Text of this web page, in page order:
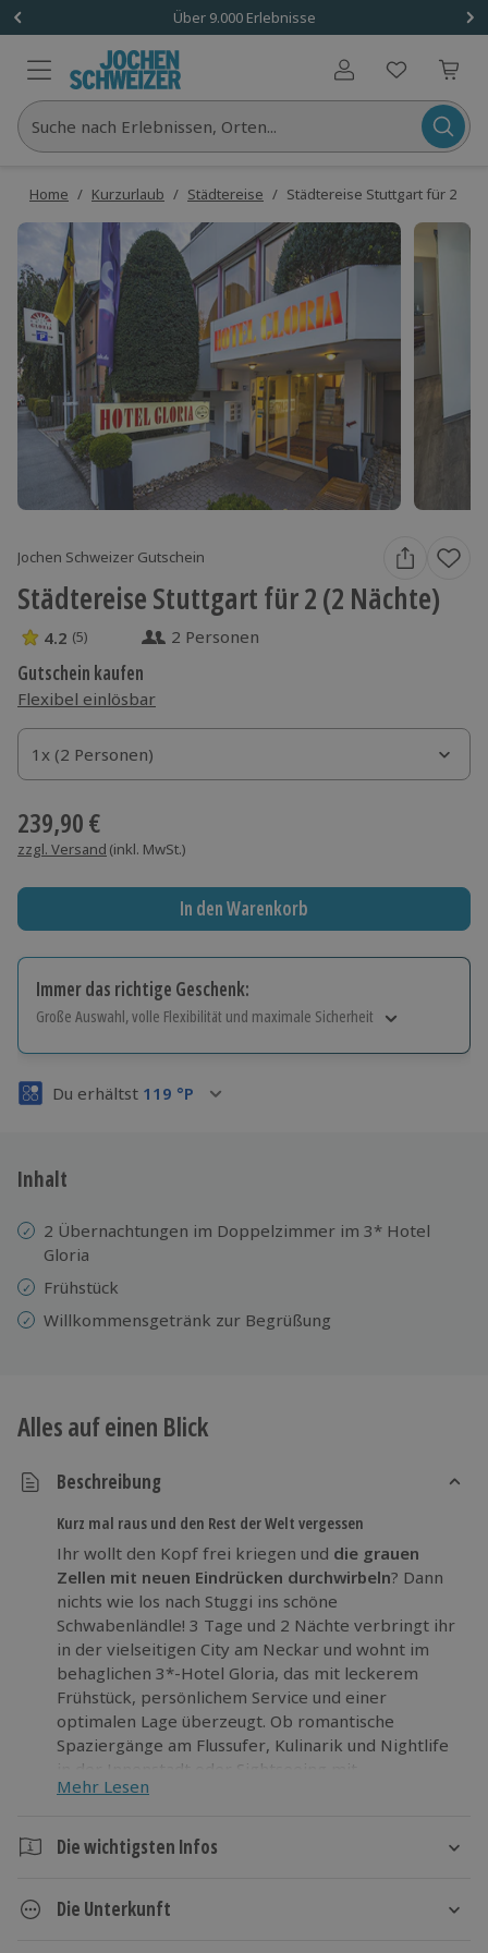
Über 9.000 Erlebnisse
Benutzerkonto
Suche nach Erlebnissen, Orten...
Home / Kurzurlaub / Städtereise / Städtereise Stuttgart für 2 (2
Jochen Schweizer Gutschein
Städtereise Stuttgart für 2 (2 Nächte)
4.2 Sterne von 5 aus 5 Bewertungen
4.2 (5) 2 Personen
Gutschein kaufen
Flexibel einlösbar
1x (2 Personen)
1x (2 Personen)
1x (2 Personen)
239,90 €
zzgl. Versand (inkl. MwSt.)
In den Warenkorb
Immer das richtige Geschenk:
Große Auswahl, volle Flexibilität und maximale Sicherheit
Volle Flexibilität
3 Jahre gültig & verlängerbar.
Du erhältst 119 °P
Inhalt
2 Übernachtungen im Doppelzimmer im 3* Hotel
Gloria
Frühstück
Willkommensgetränk zur Begrüßung
Alles auf einen Blick
Beschreibung
Kurz mal raus und den Rest der Welt vergessen
Ihr wollt den Kopf frei kriegen und die grauen
Zellen mit neuen Eindrücken durchwirbeln? Dann
nichts wie los nach Stuggi ins schöne
Schwabenländle! 3 Tage und 2 Nächte verbringt ihr
in der vielseitigen City am Neckar und wohnt im
behaglichen 3*-Hotel Gloria, das mit leckerem
Frühstück, persönlichem Service und einer
optimalen Lage überzeugt. Ob romantische
Spaziergänge am Flussufer, Kulinarik und Nightlife
in der Innenstadt oder Sightseeing mit
Staatsgalerie, Schlossplatz und Mercedes-Benz-
auf!
aus dem Staub – beim Städtetrip nach Stuttgart!
Mehr Lesen
Die wichtigsten Infos
3 Tage
Die Unterkunft